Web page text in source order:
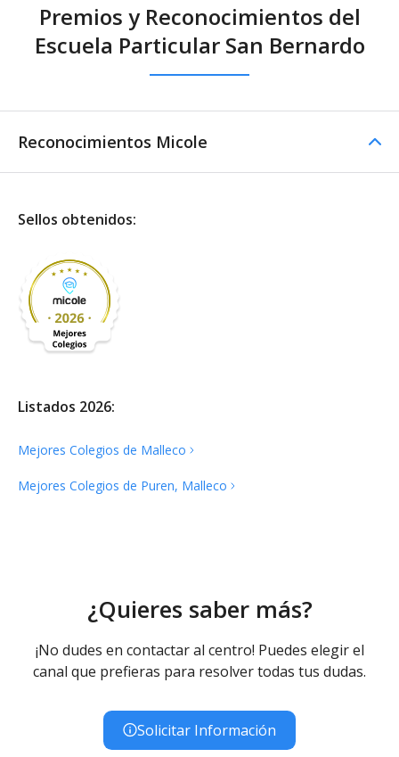
Premios y Reconocimientos del
Escuela Particular San Bernardo
Reconocimientos Micole
Sellos obtenidos:
Listados 2026:
Mejores Colegios de Malleco
Mejores Colegios de Puren, Malleco
¿Quieres saber más?
¡No dudes en contactar al centro! Puedes elegir el
canal que prefieras para resolver todas tus dudas.
Solicitar Información